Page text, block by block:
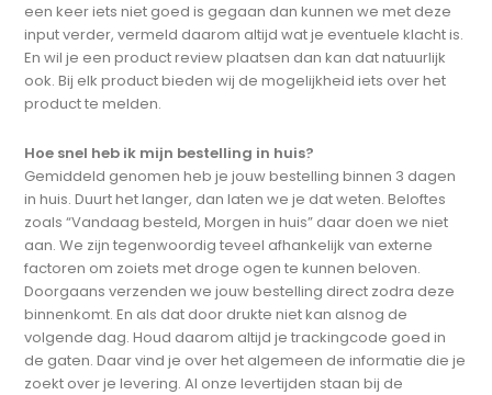
een keer iets niet goed is gegaan dan kunnen we met deze
input verder, vermeld daarom altijd wat je eventuele klacht is.
En wil je een product review plaatsen dan kan dat natuurlijk
ook. Bij elk product bieden wij de mogelijkheid iets over het
product te melden.
Hoe snel heb ik mijn bestelling in huis?
Gemiddeld genomen heb je jouw bestelling binnen 3 dagen
in huis. Duurt het langer, dan laten we je dat weten. Beloftes
zoals “Vandaag besteld, Morgen in huis” daar doen we niet
aan. We zijn tegenwoordig teveel afhankelijk van externe
factoren om zoiets met droge ogen te kunnen beloven.
Doorgaans verzenden we jouw bestelling direct zodra deze
binnenkomt. En als dat door drukte niet kan alsnog de
volgende dag. Houd daarom altijd je trackingcode goed in
de gaten. Daar vind je over het algemeen de informatie die je
zoekt over je levering. Al onze levertijden staan bij de